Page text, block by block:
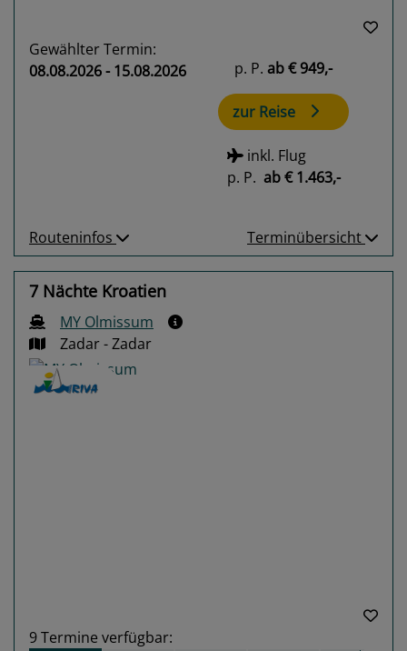
Gewählter Termin:
08.08.2026 - 15.08.2026
p. P. ab€ 949,-
zur Reise
inkl. Flug
p. P. ab€ 1.463,-
Routeninfos Terminübersicht
7 Nächte Kroatien
MY Olmissum
Zadar - Zadar
9Termine verfügbar: